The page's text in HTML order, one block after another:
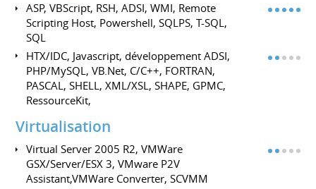
ASP, VBScript, RSH, ADSI, WMI, Remote
Scripting Host, Powershell, SQLPS, T-SQL,
SQL
HTX/IDC, Javascript, développement ADSI,
PHP/MySQL, VB.Net, C/C++, FORTRAN,
PASCAL, SHELL, XML/XSL, SHAPE, GPMC,
RessourceKit,
Virtualisation
Virtual Server 2005 R2, VMWare
GSX/Server/ESX 3, VMware P2V
Assistant,VMWare Converter, SCVMM